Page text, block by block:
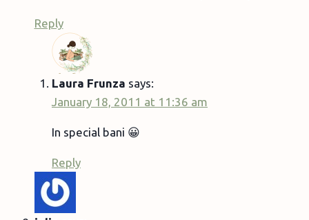
Reply
Laura Frunza says:
January 18, 2011 at 11:36 am
In special bani 😀
Reply